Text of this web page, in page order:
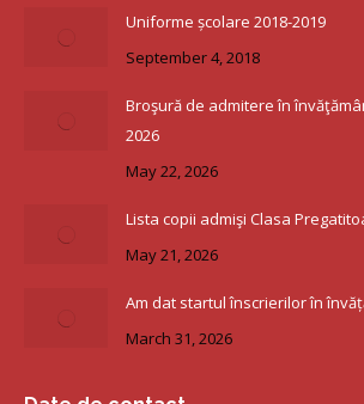
Uniforme școlare 2018-2019
September 4, 2018
Broşură de admitere în
2026
May 22, 2026
Lista copii admişi Clasa
May 21, 2026
Am dat startul înscrierilor în
March 31, 2026